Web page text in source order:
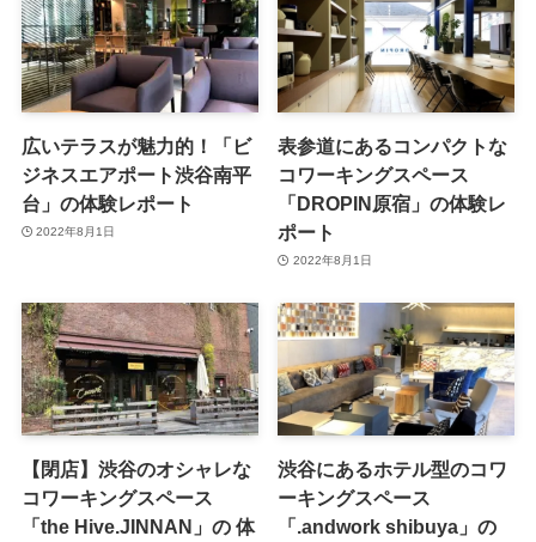
広いテラスが魅力的！「ビ
ジネスエアポート渋谷南平
台」の体験レポート
2022年8月1日
表参道にあるコンパクトな
コワーキングスペース
「DROPIN原宿」の体験レ
ポート
2022年8月1日
【閉店】渋谷のオシャレな
コワーキングスペース
「the Hive.JINNAN」の 体
渋谷にあるホテル型のコワ
ーキングスペース
「.andwork shibuya」の